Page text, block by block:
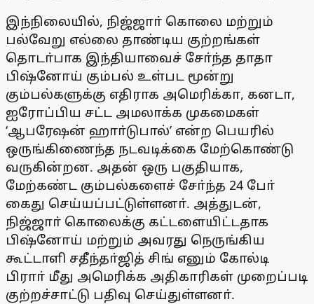
இந்நிலையில், நிஜ்ஜாா் கொலை மற்றும்
பல்வேறு எல்லை தாண்டிய குற்றங்கள்
தொடா்பாக இந்தியாவைச் சோ்ந்த தாதா
பிஷ்னோய் கும்பல் உள்பட மூன்று
கும்பல்களுக்கு எதிராக அமெரிக்கா, கனடா,
ஐரோப்பிய சட்ட அமலாக்க முகமைகள்
‘ஆபரேஷன் ஹாா்டுபால்’ என்ற பெயரில்
ஒருங்கிணைந்த நடவடிக்கை மேற்கொண்டு
வருகின்றன. அதன் ஒரு பகுதியாக,
மேற்கண்ட கும்பல்களைச் சோ்ந்த 24 போ்
கைது செய்யப்பட்டுள்ளனா். அத்துடன்,
நிஜ்ஜாா் கொலைக்கு கட்டளையிட்டதாக
பிஷ்னோய் மற்றும் அவரது நெருங்கிய
கூட்டாளி சதீந்தா்ஜித் சிங் எனும் கோல்டி
பிராா் மீது அமெரிக்க அதிகாரிகள் முறைப்படி
குற்றச்சாட்டு பதிவு செய்துள்ளனா்.